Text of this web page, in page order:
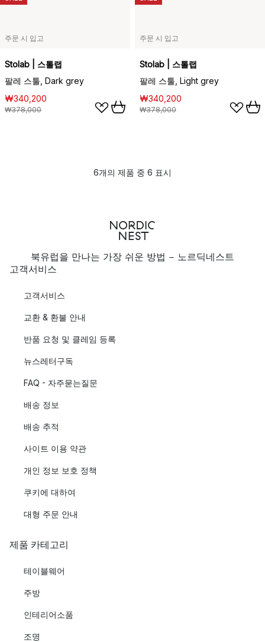
주문 시 입고
Stolab | 스톨랩
팔레 스툴, Dark grey
₩340,200
₩378,000
주문 시 입고
Stolab | 스톨랩
팔레 스툴, Light grey
₩340,200
₩378,000
6개의 제품 중 6 표시
북유럽을 만나는 가장 쉬운 방법 - 노르딕네스트
고객서비스
고객서비스
교환 & 환불 안내
반품 요청 및 클레임 등록
뉴스레터구독
FAQ - 자주묻는질문
배송 정보
배송 추적
사이트 이용 약관
개인 정보 보호 정책
쿠키에 대하여
대형 주문 안내
제품 카테고리
테이블웨어
주방
인테리어소품
조명